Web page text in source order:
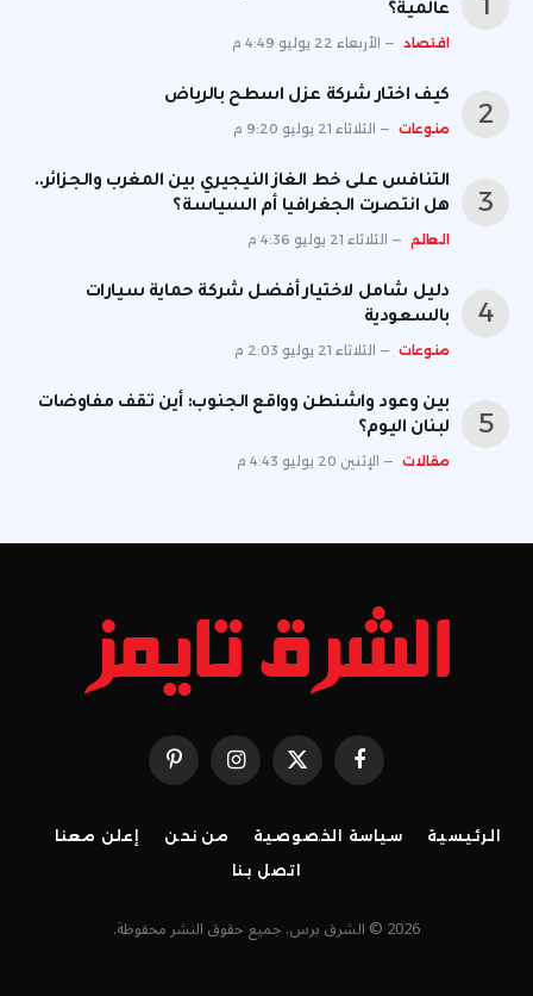
عالمية؟
اقتصاد الأربعاء 22 يوليو 4:49 م
كيف اختار شركة عزل اسطح بالرياض
منوعات الثلاثاء 21 يوليو 9:20 م
التنافس على خط الغاز النيجيري بين المغرب والجزائر..
هل انتصرت الجغرافيا أم السياسة؟
العالم الثلاثاء 21 يوليو 4:36 م
دليل شامل لاختيار أفضل شركة حماية سيارات
بالسعودية
منوعات الثلاثاء 21 يوليو 2:03 م
بين وعود واشنطن وواقع الجنوب: أين تقف مفاوضات
لبنان اليوم؟
مقالات الإثنين 20 يوليو 4:43 م
فيسبوك X
(Twitter)
الانستغرامبينتيريست
الرئيسية سياسة الخصوصية من نحن
إعلن معنا
اتصل بنا
2026 © الشرق برس. جميع حقوق النشر محفوظة.